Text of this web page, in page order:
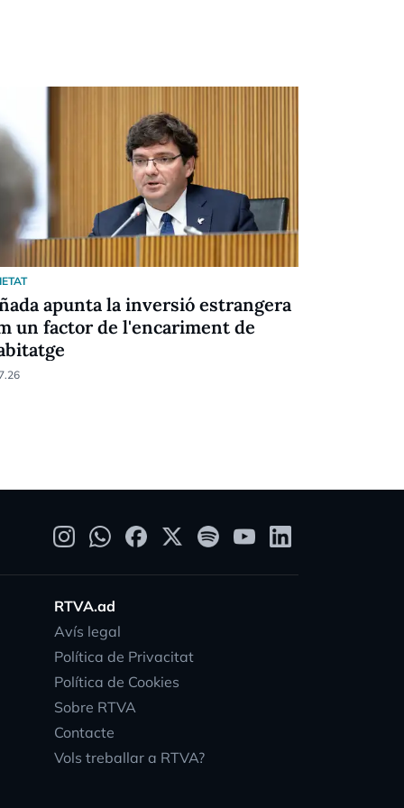
apunta la inversió estrangera
un factor de l'encariment de
RTVA.ad
Avís legal
Política de Privacitat
Política de Cookies
Sobre RTVA
Contacte
Vols treballar a RTVA?